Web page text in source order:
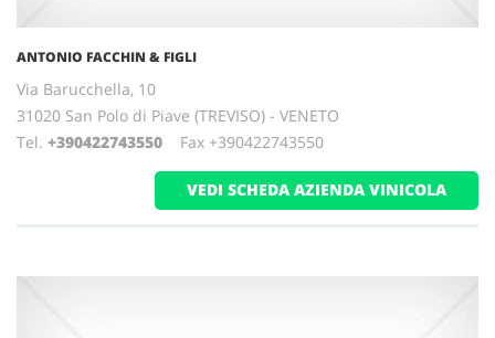
ANTONIO FACCHIN & FIGLI
Via Barucchella, 10
31020 San Polo di Piave (TREVISO) - VENETO
Tel. +390422743550 Fax +390422743550
VEDI SCHEDA AZIENDA VINICOLA